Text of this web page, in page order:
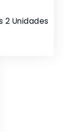
2 Unidades